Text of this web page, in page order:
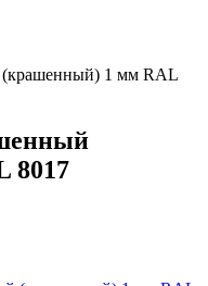
1 мм RAL
8017